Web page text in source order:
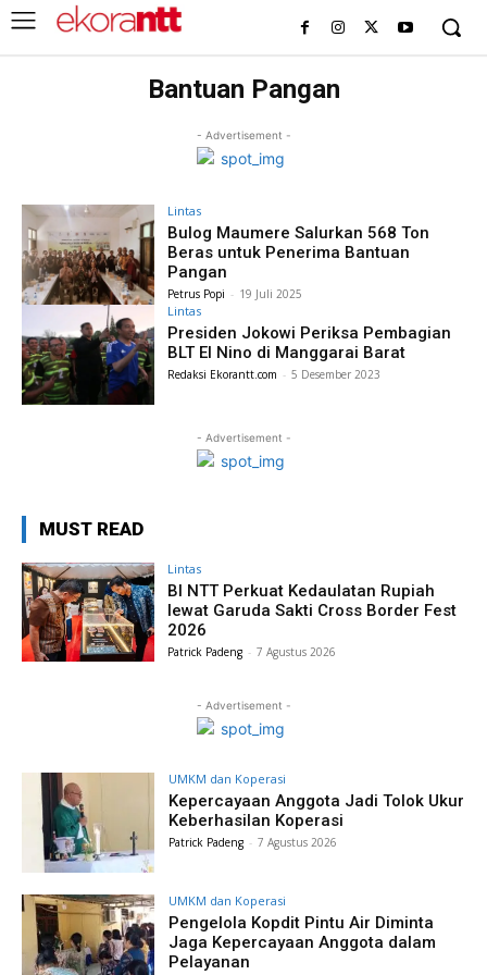
Bantuan Pangan
- Advertisement -
Lintas
Bulog Maumere Salurkan 568 Ton
Beras untuk Penerima Bantuan
Pangan
Petrus Popi - 19 Juli 2025
Lintas
Presiden Jokowi Periksa Pembagian
BLT El Nino di Manggarai Barat
Redaksi Ekorantt.com - 5 Desember 2023
- Advertisement -
MUST READ
Lintas
BI NTT Perkuat Kedaulatan Rupiah
lewat Garuda Sakti Cross Border Fest
2026
Patrick Padeng - 7 Agustus 2026
- Advertisement -
UMKM dan Koperasi
Kepercayaan Anggota Jadi Tolok Ukur
Keberhasilan Koperasi
Patrick Padeng - 7 Agustus 2026
UMKM dan Koperasi
Pengelola Kopdit Pintu Air Diminta
Jaga Kepercayaan Anggota dalam
Pelayanan